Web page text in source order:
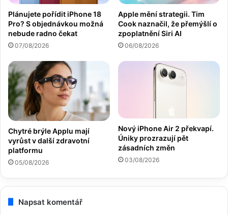
Plánujete pořídit iPhone 18
Pro? S objednávkou možná
nebude radno čekat
07/08/2026
Apple mění strategii. Tim
Cook naznačil, že přemýšlí o
zpoplatnění Siri AI
06/08/2026
Chytré brýle Applu mají
vyrůst v další zdravotní
platformu
05/08/2026
Nový iPhone Air 2 překvapí.
Úniky prozrazují pět
zásadních změn
03/08/2026
Napsat komentář